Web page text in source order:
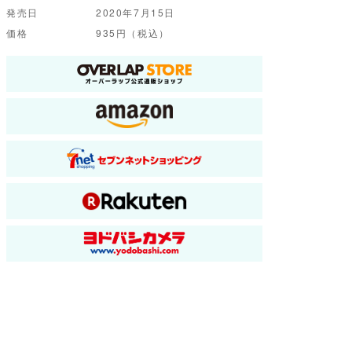
発売日
2020年7月15日
価格
935円（税込）